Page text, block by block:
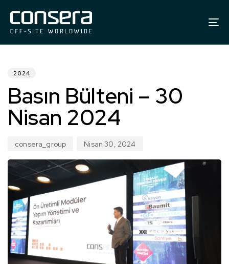
2024
Basın Bülteni – 30
Nisan 2024
consera_group Nisan 30, 2024